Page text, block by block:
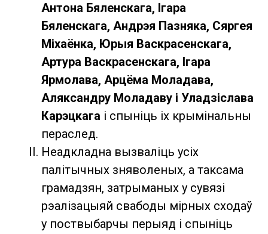
Антона Бяленскага, Ігара
Бяленскага, Андрэя Пазняка, Сяргея
Міхаёнка, Юрыя Васкрасенскага,
Артура Васкрасенскага, Ігара
Ярмолава, Арцёма Моладава,
Аляксандру Моладаву і Уладзіслава
Карэцкага і спыніць іх крымінальны
пераслед.
Неадкладна вызваліць усіх
палітычных зняволеных, а таксама
грамадзян, затрыманых у сувязі
рэалізацыяй свабоды мірных сходаў
у поствыбарчы перыяд і спыніць